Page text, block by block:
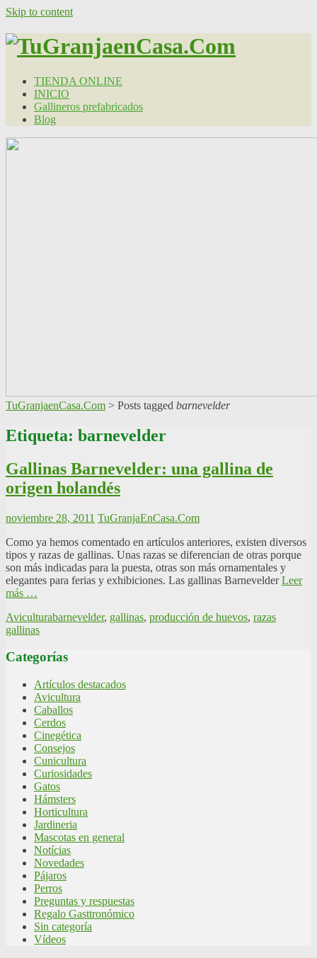
Skip to content
TIENDA ONLINE
INICIO
Gallineros prefabricados
Blog
TuGranjaenCasa.Com > Posts tagged barnevelder
Etiqueta: barnevelder
Gallinas Barnevelder: una gallina de
origen holandés
noviembre 28, 2011 TuGranjaEnCasa.Com
Como ya hemos comentado en artículos anteriores, existen diversos
tipos y razas de gallinas. Unas razas se diferencian de otras porque
son más indicadas para la puesta, otras son más ornamentales y
elegantes para ferias y exhibiciones. Las gallinas BarnevelderLeer
más …
Aviculturabarnevelder, gallinas, producción de huevos, razas
gallinas
Categorías
Artículos destacados
Avicultura
Caballos
Cerdos
Cinegética
Consejos
Cunicultura
Curiosidades
Gatos
Hámsters
Horticultura
Jardineria
Mascotas en general
Notícias
Novedades
Pájaros
Perros
Preguntas y respuestas
Regalo Gasttronómico
Sin categoría
Vídeos